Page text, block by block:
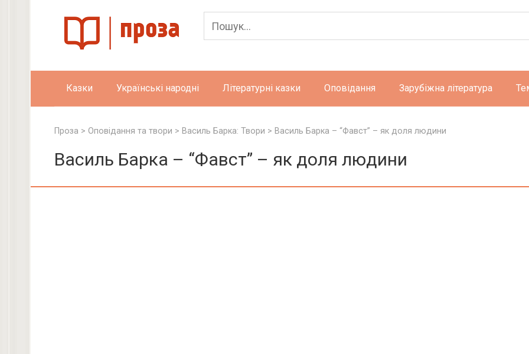
Казки Українські народні Літературні казки Оповідання Зарубіжна література
Проза > Оповідання та твори > Василь Барка: Твори > Василь Барка – “Фавст” – як доля людини
Василь Барка – “Фавст” – як доля людини